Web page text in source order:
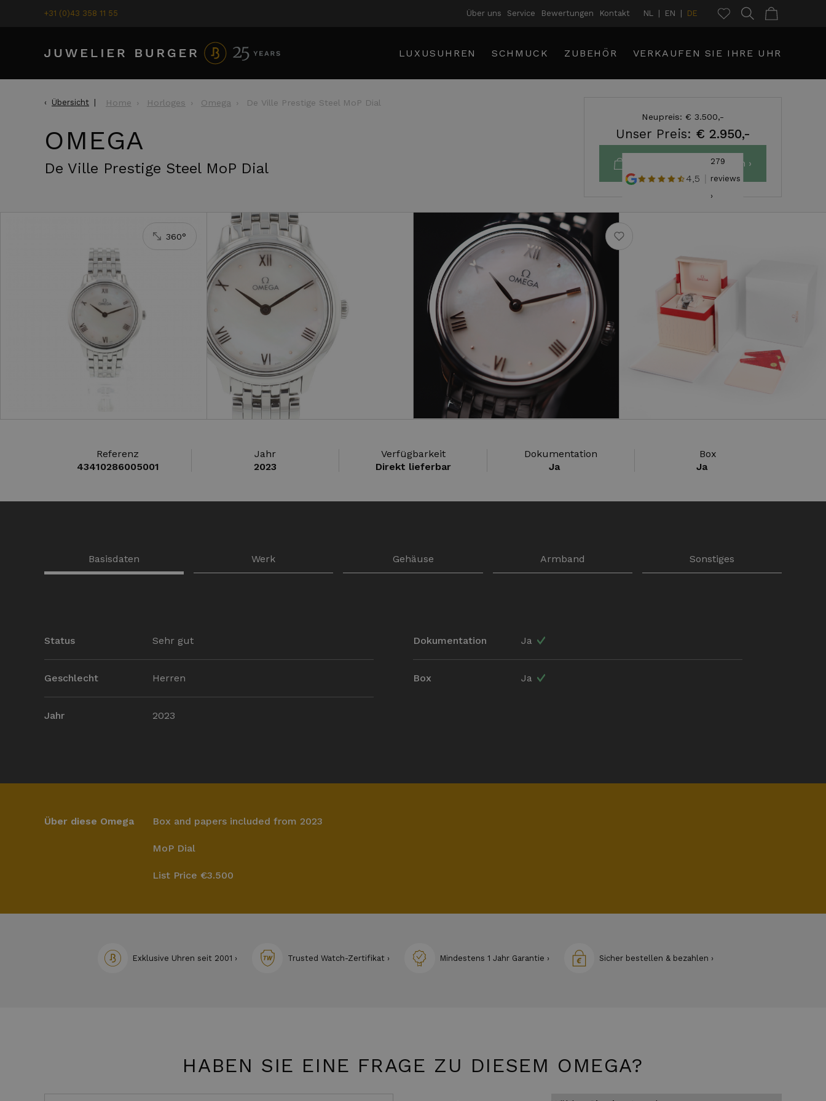
+31 (0)43 358 11 55 Über uns Service Bewertungen Kontakt NL EN DE
LUXUSUHREN SCHMUCK ZUBEHÖR VERKAUFEN SIE IHRE UHR
Übersicht Home Horloges Omega De Ville Prestige Steel MoP Dial
OMEGA
De Ville Prestige Steel MoP Dial
Neupreis: € 3.500,-
Unser Preis: € 2.950,-
In den Warenkorb legen ›
4,5
279
reviews
›
360°
Referenz
43410286005001
Jahr
2023
Verfügbarkeit
Direkt lieferbar
Dokumentation
Ja
Box
Ja
Basisdaten Werk Gehäuse Armband Sonstiges
Status Sehr gut
Geschlecht Herren
Jahr 2023
Dokumentation Ja
Box Ja
Über diese Omega Box and papers included from 2023
MoP Dial
List Price €3.500
Exklusive Uhren seit 2001 › Trusted Watch-Zertifikat › Mindestens 1 Jahr Garantie › Sicher bestellen & bezahlen ›
HABEN SIE EINE FRAGE ZU DIESEM OMEGA?
2.950,-